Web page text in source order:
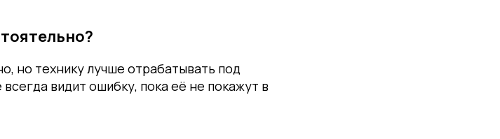
но технику лучше отрабатывать под
видит ошибку, пока её не покажут в